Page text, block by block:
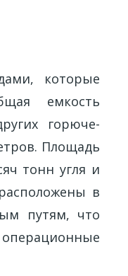
которые
емкость
горюче-
Площадь
тонн угля и
в
путям, что